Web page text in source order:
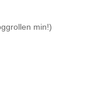
min!)